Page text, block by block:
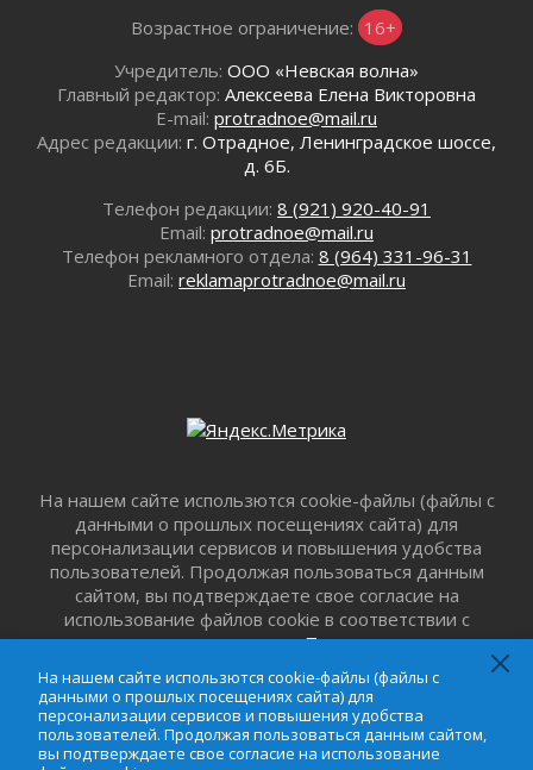
Пик топливного кризиса в регионе прошёл
О мужестве, долге и стойкости
31 июля 2026
Ленинградцы — бойцам «Барс-Ленинградец»
Маршрутами будущего — к заветной цели
31 июля 2026
«Корвет» на страже
31 июля 2026
В Шлиссельбурге прошла акция «Белый
кораблик Памяти»
Новые возможности для творчества
31 июля 2026
За сухими цифрами — реальная жизнь
31 июля 2026
От инженера-создателя к волонтёрам
«Созидателям»
31 июля 2026
Генеральная репетиция векового юбилея
31 июля 2026
Открытое сердце и стремление делать добро
Возрастное ограничение: 16+
Учредитель: ООО «Невская волна»
Главный редактор: Алексеева Елена Викторовна
E-mail: protradnoe@mail.ru
Адрес редакции: г. Отрадное, Ленинградское шоссе,
д. 6Б.
Телефон редакции: 8 (921) 920-40-91
Email: protradnoe@mail.ru
Телефон рекламного отдела: 8 (964) 331-96-31
Email: reklamaprotradnoe@mail.ru
На нашем сайте использются cookie-файлы (файлы с
данными о прошлых посещениях сайта) для
персонализации сервисов и повышения удобства
пользователей. Продолжая пользоваться данным
сайтом, вы подтверждаете свое согласие на
использование файлов cookie в соответствии с
настоящим уведомлением,Пользовательским
соглашением
Соглашением о
конфиденциальности. Запретить обработку cookie
можно в настройке браузера.
На нашем сайте использются cookie-файлы (файлы с
данными о прошлых посещениях сайта) для
персонализации сервисов и повышения удобства
пользователей. Продолжая пользоваться данным сайтом,
вы подтверждаете свое согласие на использование